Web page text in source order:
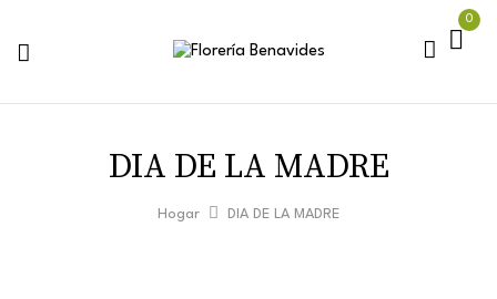
0
DIA DE LA MADRE
Hogar DIA DE LA MADRE